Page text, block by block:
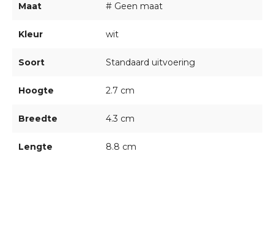
Maat # Geen maat
Kleur wit
Soort Standaard uitvoering
Hoogte 2.7 cm
Breedte 4.3 cm
Lengte 8.8 cm